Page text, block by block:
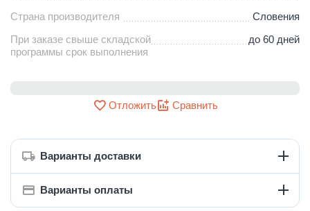
Страна производителя
Словения
При заказе свыше складской
программы срок выполнения
до 60 дней
Отложить Сравнить
Варианты доставки
Варианты оплаты